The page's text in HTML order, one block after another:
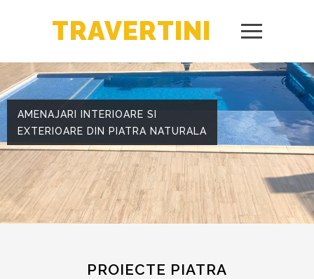
TRAVERTINI
AMENAJARI INTERIOARE SI
EXTERIOARE DIN PIATRA NATURALA
PROIECTE PIATRA